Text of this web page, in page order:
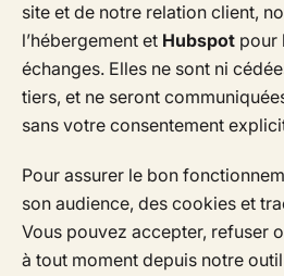
site et de notre relation client,
l’hébergement et Hubspot pour
échanges. Elles ne sont ni
tiers, et ne seront
sans votre consentement
Pour assurer le bon
son audience, des cookies et
Vous pouvez accepter, refuser
à tout moment depuis notre